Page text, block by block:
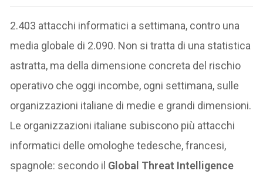
2.403 attacchi informatici a settimana, contro una
media globale di 2.090. Non si tratta di una statistica
astratta, ma della dimensione concreta del rischio
operativo che oggi incombe, ogni settimana, sulle
organizzazioni italiane di medie e grandi dimensioni.
Le organizzazioni italiane subiscono più attacchi
informatici delle omologhe tedesche, francesi,
spagnole: secondo il Global Threat Intelligence